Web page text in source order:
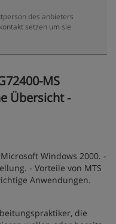
des anbieters
setzen um sie
MS
Übersicht -
Windows 2000. -
- Vorteile von MTS
Anwendungen.
die